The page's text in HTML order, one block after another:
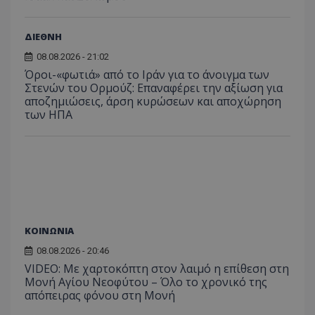
ΔΙΕΘΝΗ
08.08.2026 - 21:02
Όροι-«φωτιά» από το Ιράν για το άνοιγμα των
Στενών του Ορμούζ: Επαναφέρει την αξίωση για
αποζημιώσεις, άρση κυρώσεων και αποχώρηση
των ΗΠΑ
ΚΟΙΝΩΝΙΑ
08.08.2026 - 20:46
VIDEO: Με χαρτοκόπτη στον λαιμό η επίθεση στη
Μονή Αγίου Νεοφύτου – Όλο το χρονικό της
απόπειρας φόνου στη Μονή
ASP.NET_SessionId
Microsoft Corporation
VISITOR_PRIVACY_METADATA